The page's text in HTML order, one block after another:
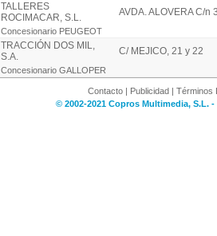
TALLERES
ROCIMACAR, S.L.
AVDA. ALOVERA C/n
Concesionario PEUGEOT
TRACCIÓN DOS MIL,
S.A.
C/ MEJICO, 21 y 22
Concesionario GALLOPER
Contacto | Publicidad | Términos
© 2002-2021 Copros Multimedia, S.L.